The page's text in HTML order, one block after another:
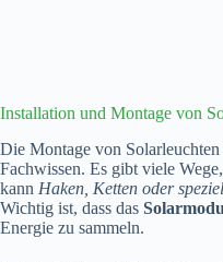
Installation und Montage von
Die Montage von
Fachwissen. Es gibt viele
kann Haken, Ketten oder
Wichtig ist, dass das
Energie zu sammeln.